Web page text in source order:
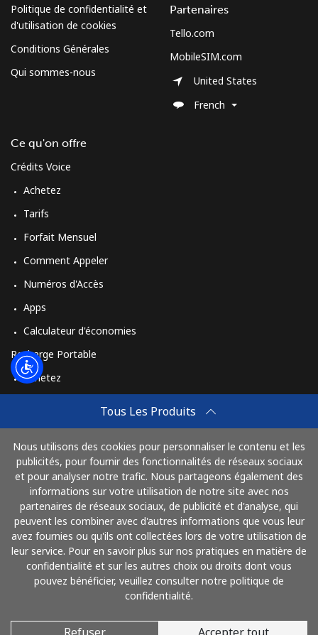
Tous Les Produits
Nous utilisons des cookies pour personnaliser le contenu et les
publicités, pour fournir des fonctionnalités de réseaux sociaux
et pour analyser notre trafic. Nous partageons également des
informations sur votre utilisation de notre site avec nos
partenaires de réseaux sociaux, de publicité et d'analyse, qui
peuvent les combiner avec d'autres informations que vous leur
avez fournies ou qu'ils ont collectées lors de votre utilisation de
leur service. Pour en savoir plus sur nos pratiques en matière de
confidentialité et sur les autres choix ou droits dont vous
pouvez bénéficier, veuillez consulter notre politique de
confidentialité.
Refuser Accepter tout
Politique de confidentialité et
d'utilisation de cookies
Conditions Générales
Qui sommes-nous
Ce qu'on offre
Crédits Voice
Achetez
Tarifs
Forfait Mensuel
Comment Appeler
Numéros d'Accès
Apps
Calculateur d'économies
Recharge Portable
Achetez
Achetez
Mode de fonctionnement
Partenaires
Tello.com
MobileSIM.com
United States
French
Payez avec